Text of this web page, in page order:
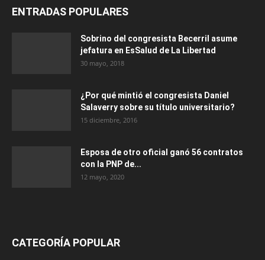
ENTRADAS POPULARES
Sobrino del congresista Becerril asume
jefatura en EsSalud de La Libertad
30 mayo, 2018
¿Por qué mintió el congresista Daniel
Salaverry sobre su título universitario?
15 diciembre, 2016
Esposa de otro oficial ganó 56 contratos
con la PNP de...
12 mayo, 2020
CATEGORÍA POPULAR